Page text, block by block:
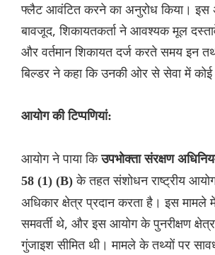
फ्लैट आवंटित करने का अनुरोध किया। इस
बावजूद, शिकायतकर्ता ने आवश्यक मूल
और वर्तमान शिकायत दर्ज करते समय इन
बिल्डर ने कहा कि उनकी ओर से सेवा में कोई
आयोग की टिप्पणियां:
आयोग ने पाया किउपभोक्ता संरक्षण
58 (1) (B) के तहत संशोधन राष्ट्रीय
अधिकार क्षेत्र प्रदान करता है। इस मामले
समवर्ती थे, और इस आयोग के पुनरीक्षण
गुंजाइश सीमित थी। मामले के तथ्यों पर